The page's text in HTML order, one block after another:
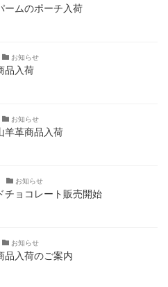
ームのポーチ入荷
お知らせ
品入荷
お知らせ
羊革商品入荷
お知らせ
チョコレート販売開始
お知らせ
品入荷のご案内